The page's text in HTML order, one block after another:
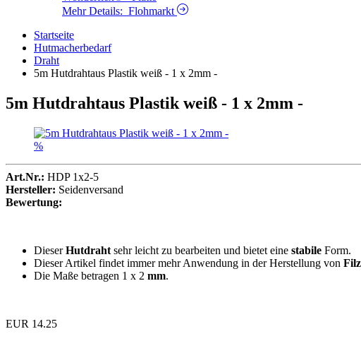
Mehr Details: Flohmarkt
Startseite
Hutmacherbedarf
Draht
5m Hutdrahtaus Plastik weiß - 1 x 2mm -
5m Hutdrahtaus Plastik weiß - 1 x 2mm -
%
Art.Nr.: HDP 1x2-5
Hersteller: Seidenversand
Bewertung:
DieserHutdraht sehr leicht zu bearbeiten und bietet eine stabile Form.
Dieser Artikel findet immer mehr Anwendung in der Herstellung von
Die Maße betragen 1 x 2 mm.
EUR 14.25